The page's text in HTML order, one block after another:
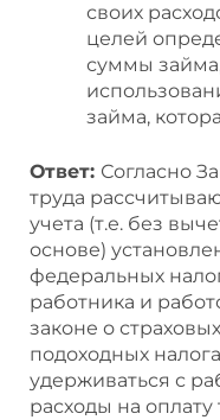
своих
целей
суммы
займа,
Ответ: Согласно
труда
учета (т.е. без
основе)
федеральных
работника и
законе о
подоходных
удерживаться с
расходы на